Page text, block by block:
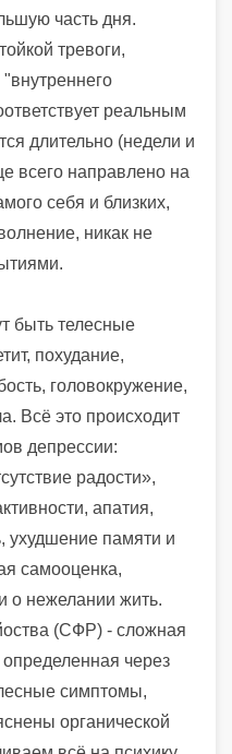
часть дня.
тревоги,
реальным
длительно (недели и
всего направлено на
себя и близких,
никак не
быть телесные
похудание,
головокружение,
Всё это происходит
депрессии:
радости»,
апатия,
ухудшение памяти и
самооценка,
о нежелании жить.
(СФР) - сложная
определенная через
симптомы,
органической